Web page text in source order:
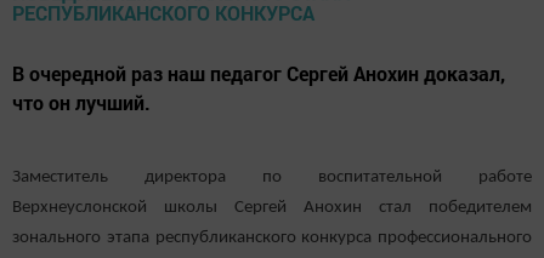
В очередной раз наш педагог Сергей Анохин доказал,
что он лучший.
Заместитель директора по воспитательной работе
Верхнеуслонской школы Сергей Анохин стал победителем
зонального этапа республиканского конкурса профессионального